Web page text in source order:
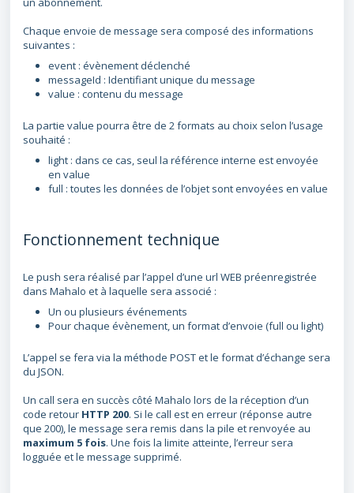
Chaque envoie de message sera composé des informations
suivantes :
event : évènement déclenché
messageId : Identifiant unique du message
value : contenu du message
La partie value pourra être de 2 formats au choix selon l’usage
souhaité :
light : dans ce cas, seul la référence interne est envoyée
en value
full : toutes les données de l’objet sont envoyées en value
Fonctionnement technique
Le push sera réalisé par l’appel d’une url WEB préenregistrée
dans Mahalo et à laquelle sera associé :
Un ou plusieurs événements
Pour chaque évènement, un format d’envoie (full ou light)
L’appel se fera via la méthode POST et le format d’échange sera
du JSON.
Un call sera en succès côté Mahalo lors de la réception d’un
code retour HTTP 200. Si le call est en erreur (réponse autre
que 200), le message sera remis dans la pile et renvoyée au
maximum 5 fois. Une fois la limite atteinte, l’erreur sera
logguée et le message supprimé.